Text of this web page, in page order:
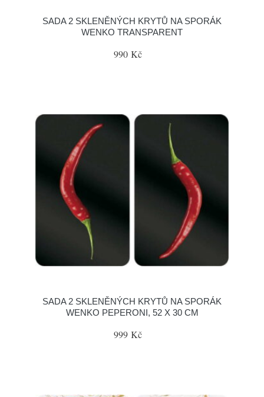
SADA 2 SKLENĚNÝCH KRYTŮ NA SPORÁK
WENKO TRANSPARENT
990 Kč
SADA 2 SKLENĚNÝCH KRYTŮ NA SPORÁK
WENKO PEPERONI, 52 X 30 CM
999 Kč